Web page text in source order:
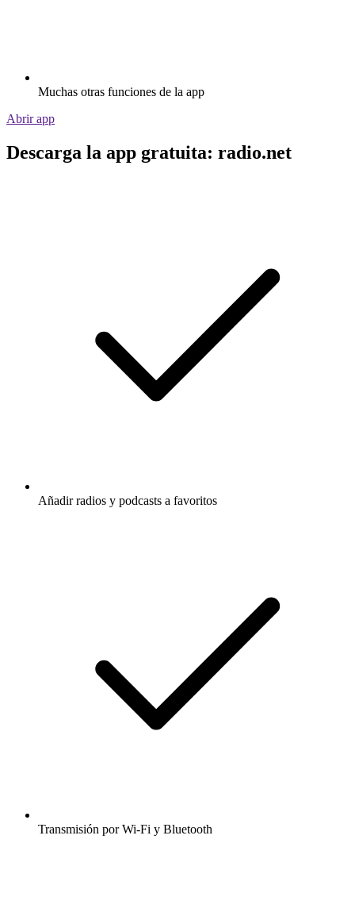
Muchas otras funciones de la app
Abrir app
Descarga la app gratuita: radio.net
Añadir radios y podcasts a favoritos
Transmisión por Wi-Fi y Bluetooth